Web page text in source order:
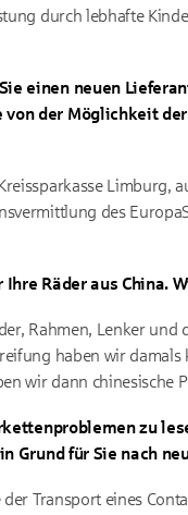
durch lebhafte
einen neuen
der Möglichkeit
Limburg,
des
Räder aus China.
Rahmen, Lenker
haben wir
wir dann chinesische
zu
Grund für Sie nach
Transport eines